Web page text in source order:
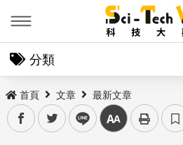
分類
首頁 文章 最新文章
facebooktwitter line 中